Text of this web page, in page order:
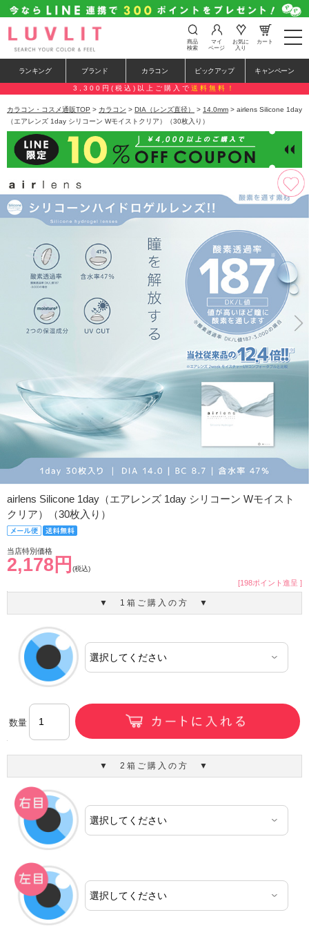
t
o
e
n
a
a
i
o
n
商品
検索
マイ
ページ
お気に
入り
カート
ランキング ブランド カラコン ピックアップ キャンペーン
3,300円(税込)以上ご購入で 送料無料！
カラコン・コスメ通販TOP > カラコン > DIA（レンズ直径） > 14.0mm > airlens Silicone 1day
（エアレンズ 1day シリコーン Wモイストクリア）（30枚入り）
airlens Silicone 1day（エアレンズ 1day シリコーン Wモイスト
クリア）（30枚入り）
当店特別価格
2,178円 (税込)
[198ポイント進呈 ]
▼ 1箱ご購入の方 ▼
数量
▼ 2箱ご購入の方 ▼